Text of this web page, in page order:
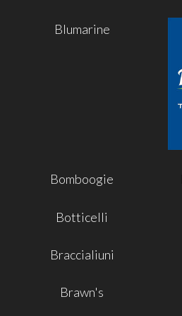
Blumarine
Bomboogie
Botticelli
Braccialiuni
Brawn's